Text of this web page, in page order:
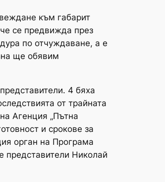
към габарит
се предвижда през
по отчуждаване, а е
ще обявим
4 бяха
от трайната
Агенция „Пътна
и срокове за
орган на Програма
представители Николай